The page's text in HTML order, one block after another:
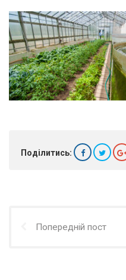
Поділитись:
Попередній пост